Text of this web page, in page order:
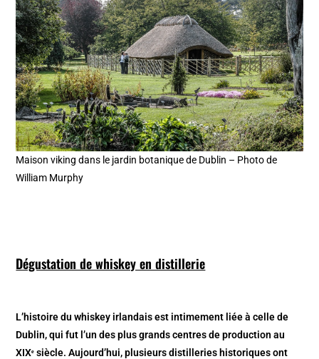
Maison viking dans le jardin botanique de Dublin – Photo de
William Murphy
Dégustation de whiskey en distillerie
L’histoire du whiskey irlandais est intimement liée à celle de
Dublin, qui fut l’un des plus grands centres de production au
XIXᵉ siècle. Aujourd’hui, plusieurs distilleries historiques ont